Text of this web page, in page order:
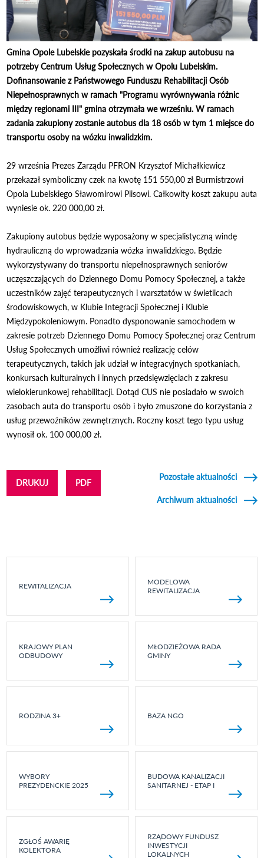
Gmina Opole Lubelskie pozyskała środki na zakup autobusu na
potrzeby Centrum Usług Społecznych w Opolu Lubelskim.
Dofinansowanie z Państwowego Funduszu Rehabilitacji Osób
Niepełnosprawnych w ramach "Programu wyrównywania różnic
między regionami III" gmina otrzymała we wrześniu. W ramach
zadania zakupiony zostanie autobus dla 18 osób w tym 1 miejsce do
transportu osoby na wózku inwalidzkim.
29 września Prezes Zarządu PFRON Krzysztof Michałkiewicz
przekazał symboliczny czek na kwotę 151 550,00 zł Burmistrzowi
Opola Lubelskiego Sławomirowi Plisowi. Całkowity koszt zakupu auta
wyniesie ok. 220 000,00 zł.
Zakupiony autobus będzie wyposażony w specjalistyczną windę
hydrauliczną do wprowadzania wózka inwalidzkiego. Będzie
wykorzystywany do transportu niepełnosprawnych seniorów
uczęszczających do Dziennego Domu Pomocy Społecznej, a także
uczestników zajęć terapeutycznych i warsztatów w świetlicach
środowiskowych, w Klubie Integracji Społecznej i Klubie
Międzypokoleniowym. Ponadto dysponowanie samochodem w
zakresie potrzeb Dziennego Domu Pomocy Społecznej oraz Centrum
Usług Społecznych umożliwi również realizację celów
terapeutycznych, takich jak udział w integracyjnych spotkaniach,
konkursach kulturalnych i innych przedsięwzięciach z zakresu
wielokierunkowej rehabilitacji. Dotąd CUS nie posiadało w swoich
zasobach auta do transportu osób i było zmuszone do korzystania z
usług przewoźników zewnętrznych. Roczny koszt tego typu usług
wynosił ok. 100 000,00 zł.
DRUKUJ PDF
Pozostałe aktualności
Archiwum aktualności
REWITALIZACJA
MODELOWA
REWITALIZACJA
KRAJOWY PLAN
ODBUDOWY
MŁODZIEŻOWA RADA
GMINY
RODZINA 3+ BAZA NGO
WYBORY
PREZYDENCKIE 2025
BUDOWA KANALIZACJI
SANITARNEJ - ETAP I
ZGŁOŚ AWARIĘ
KOLEKTORA
RZĄDOWY FUNDUSZ
INWESTYCJI
LOKALNYCH